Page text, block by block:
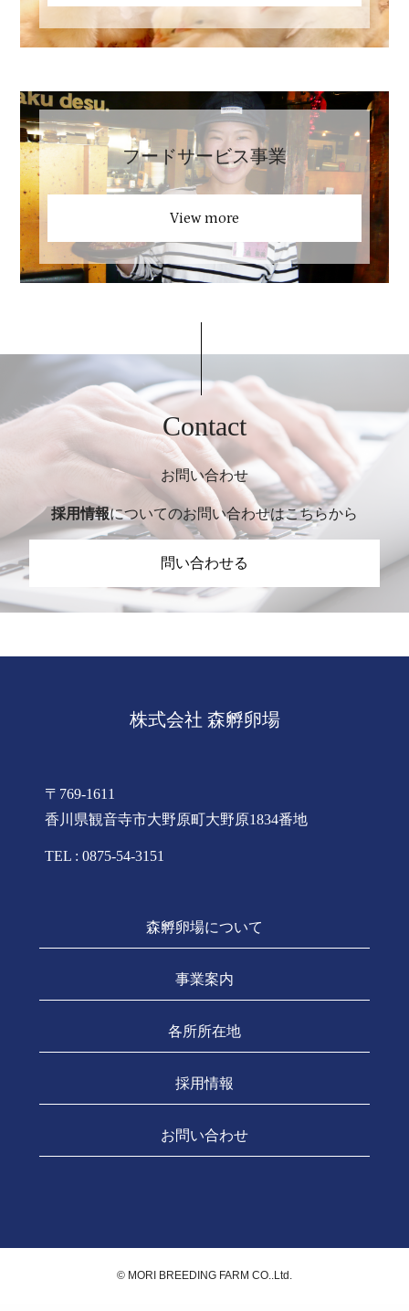
フードサービス事業
View more
Contact
お問い合わせ
採用情報についてのお問い合わせはこちらから
問い合わせる
株式会社 森孵卵場
〒769-1611
香川県観音寺市大野原町大野原1834番地
TEL : 0875-54-3151
森孵卵場について
事業案内
各所所在地
採用情報
お問い合わせ
©️ MORI BREEDING FARM CO..Ltd.